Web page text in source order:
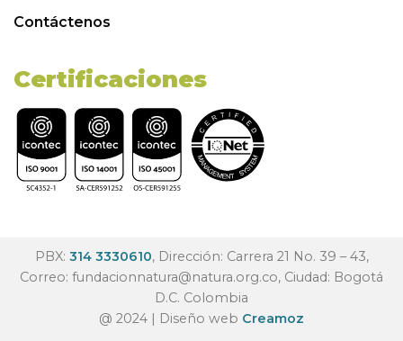
Contáctenos
Certificaciones
PBX: 314 3330610, Dirección: Carrera 21 No. 39 – 43,
Correo: fundacionnatura@natura.org.co, Ciudad: Bogotá
D.C. Colombia
@ 2024 | Diseño web Creamoz